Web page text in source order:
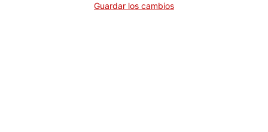
Guardar los cambios